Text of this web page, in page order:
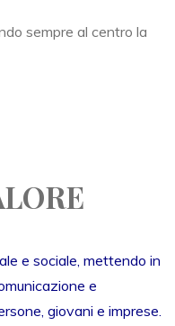
sempre al centro la
e sociale, mettendo in
e
giovani e imprese.